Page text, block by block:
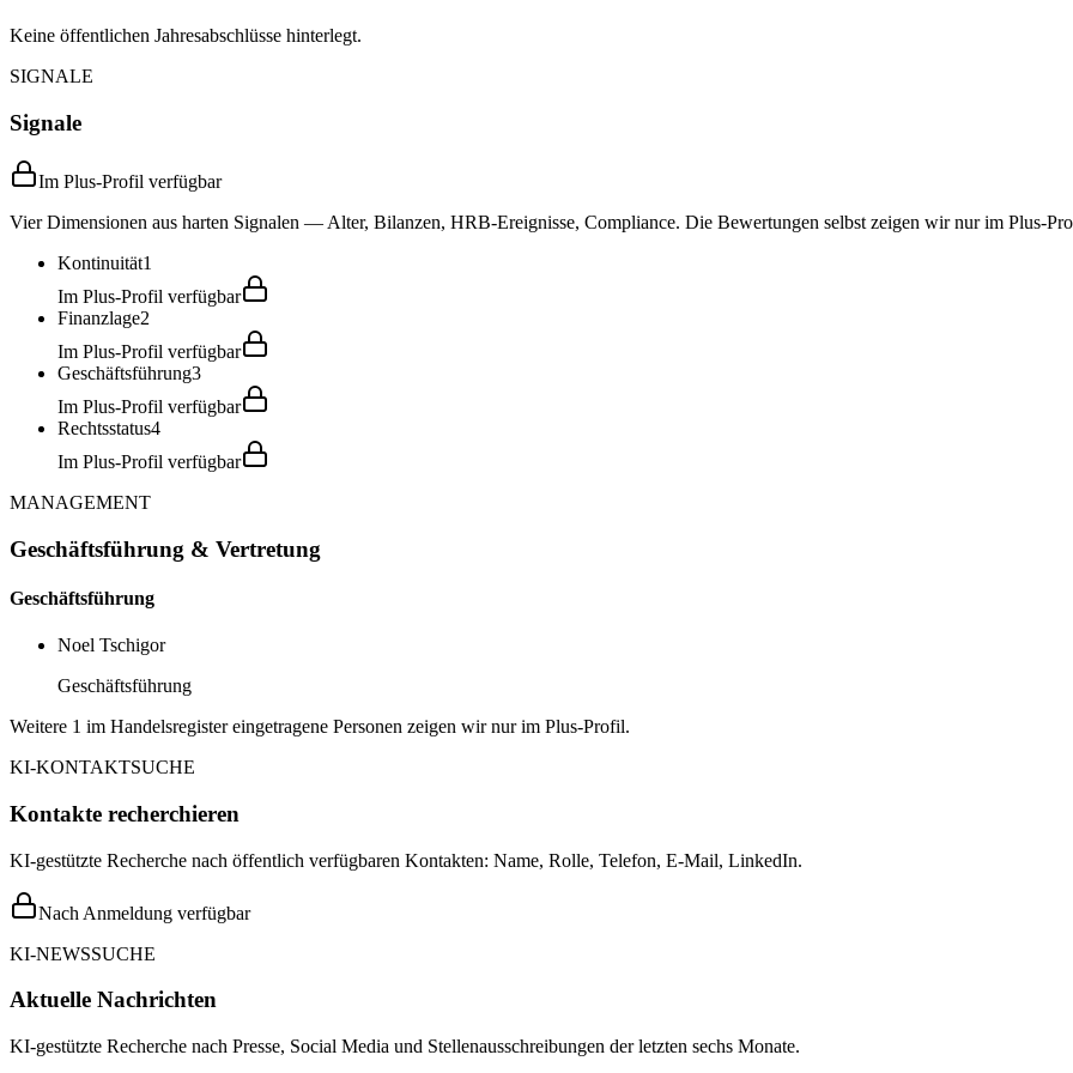
Keine öffentlichen Jahresabschlüsse hinterlegt.
SIGNALE
Signale
Im Plus-Profil verfügbar
Vier Dimensionen aus harten Signalen — Alter, Bilanzen, HRB-Ereignisse, Compliance. Die Bewertungen selbst zeigen wir nur im Plus-
Kontinuität1
Im Plus-Profil verfügbar
Finanzlage2
Im Plus-Profil verfügbar
Geschäftsführung3
Im Plus-Profil verfügbar
Rechtsstatus4
Im Plus-Profil verfügbar
MANAGEMENT
Geschäftsführung & Vertretung
Geschäftsführung
Noel Tschigor
Geschäftsführung
Weitere 1 im Handelsregister eingetragene Personen zeigen wir nur im Plus-Profil.
KI-KONTAKTSUCHE
Kontakte recherchieren
KI-gestützte Recherche nach öffentlich verfügbaren Kontakten: Name, Rolle, Telefon, E-Mail, LinkedIn.
Nach Anmeldung verfügbar
KI-NEWSSUCHE
Aktuelle Nachrichten
KI-gestützte Recherche nach Presse, Social Media und Stellenausschreibungen der letzten sechs Monate.